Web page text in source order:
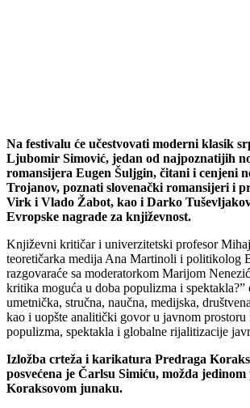
Na festivalu će učestvovati moderni klasik
Ljubomir Simović, jedan od najpoznatijih
romansijera Eugen Šuljgin, čitani i cenjeni
Trojanov, poznati slovenački romansijeri i
Virk i Vlado Žabot, kao i Darko
Evropske nagrade za književnost.
Književni kritičar i univerzitetski profesor
teoretičarka medija Ana Martinoli i politikolog
razgovaraće sa moderatorkom Marijom
kritika moguća u doba populizma i spektakla?”
umetnička, stručna, naučna, medijska,
kao i uopšte analitički govor u javnom
populizma, spektakla i globalne rijalitizacije
Izložba crteža i karikatura Predraga
posvećena je Čarlsu Simiću, možda
Koraksovom junaku.